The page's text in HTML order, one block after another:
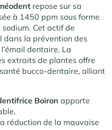
repose sur sa
à 1450 ppm sous forme
Cet actif de
dans la prévention des
dentaire. La
extraits de plantes offre
bucco-dentaire, alliant
Boiron apporte
réduction de la mauvaise